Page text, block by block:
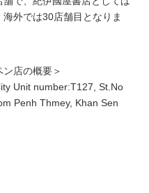
外では30店舗目となりま
店の概要＞
Unit number:T127, St.No
Penh Thmey, Khan Sen